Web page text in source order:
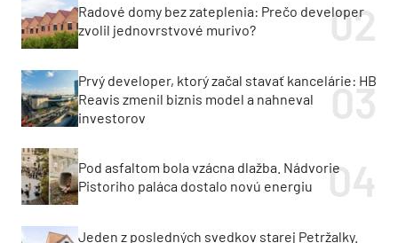
Radové domy bez zateplenia: Prečo developer
zvolil jednovrstvové murivo?
Prvý developer, ktorý začal stavať kancelárie: HB
Reavis zmenil biznis model a nahneval
investorov
Pod asfaltom bola vzácna dlažba. Nádvorie
Pistoriho paláca dostalo novú energiu
Jeden z posledných svedkov starej Petržalky.